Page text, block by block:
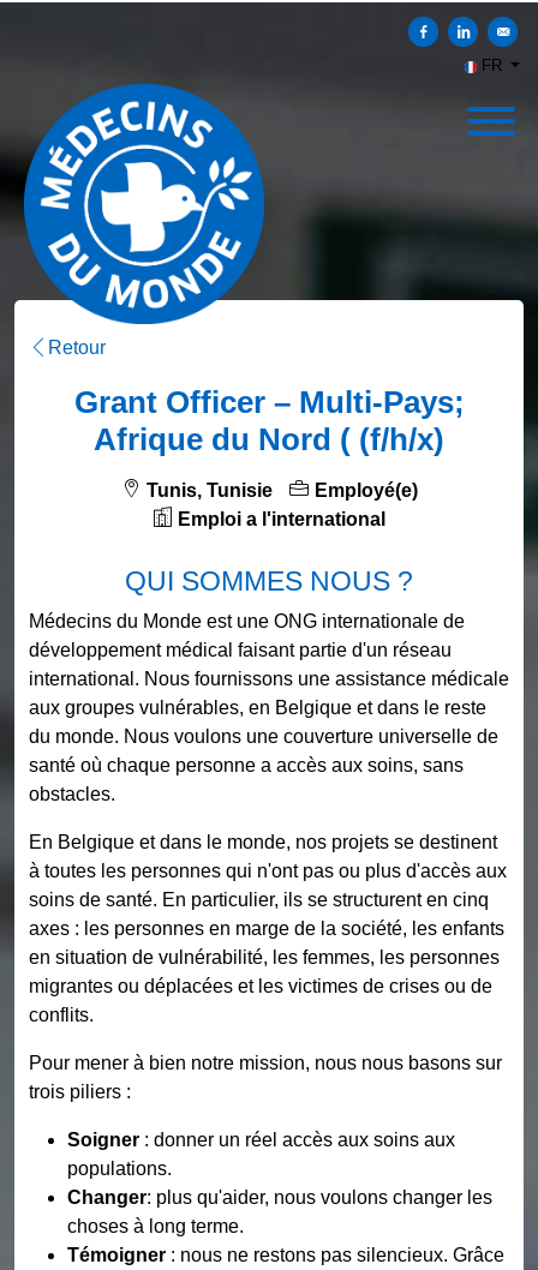
Partager surPartager
FR
Retour
Grant Officer – Multi-Pays;
Afrique du Nord ( (f/h/x)
Tunis, Tunisie
Employé(e)
Emploi a l'international
QUI SOMMES NOUS ?
Médecins du Monde est une ONG internationale de
développement médical faisant partie d'un réseau
international. Nous fournissons une assistance médicale
aux groupes vulnérables, en Belgique et dans le reste
du monde. Nous voulons une couverture universelle de
santé où chaque personne a accès aux soins, sans
obstacles.
En Belgique et dans le monde, nos projets se destinent
à toutes les personnes qui n'ont pas ou plus d'accès aux
soins de santé. En particulier, ils se structurent en cinq
axes : les personnes en marge de la société, les enfants
en situation de vulnérabilité, les femmes, les personnes
migrantes ou déplacées et les victimes de crises ou de
conflits.
Pour mener à bien notre mission, nous nous basons sur
trois piliers :
Soigner : donner un réel accès aux soins aux
populations.
Changer: plus qu'aider, nous voulons changer les
choses à long terme.
Témoigner : nous ne restons pas silencieux. Grâce